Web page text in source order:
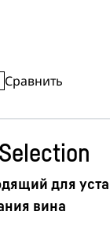
Сравнить
для
вина